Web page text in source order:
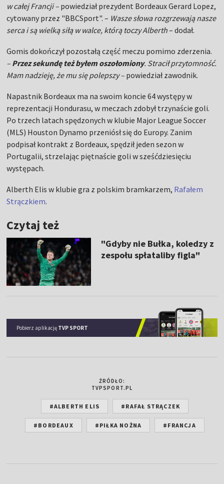
w całej Francji – powiedział prezydent Bordeaux Gerard Lopez,
cytowany przez "BBCSport". – Wasze słowa rozgrzewają nasze
serca i są wielką siłą w walce, którą toczy Alberth– dodał.
Gomis dokończył pozostałą część meczu pomimo zderzenia.
– Przez sekundę też byłem oszołomiony. Stracił przytomność.
Mam nadzieję, że mu się polepszy – powiedział zawodnik.
Napastnik Bordeaux ma na swoim koncie 64 występy w
reprezentacji Hondurasu, w meczach zdobył trzynaście goli.
Po trzech latach spędzonych w klubie Major League Soccer
(MLS) Houston Dynamo przeniósł się do Europy. Zanim
podpisał kontrakt z Bordeaux, spędził jeden sezon w
Portugalii, strzelając piętnaście goli w sześćdziesięciu
występach.
Alberth Elis w klubie gra z polskim bramkarzem, Rafałem
Strączkiem.
Czytaj też
"Gdyby nie Bułka, koledzy z
zespołu spłataliby figla"
Pobierz aplikację TVP SPORT
ŹRÓDŁO:
TVPSPORT.PL
#ALBERTH ELIS #RAFAŁ STRĄCZEK
#BORDEAUX #PIŁKA NOŻNA #FRANCJA